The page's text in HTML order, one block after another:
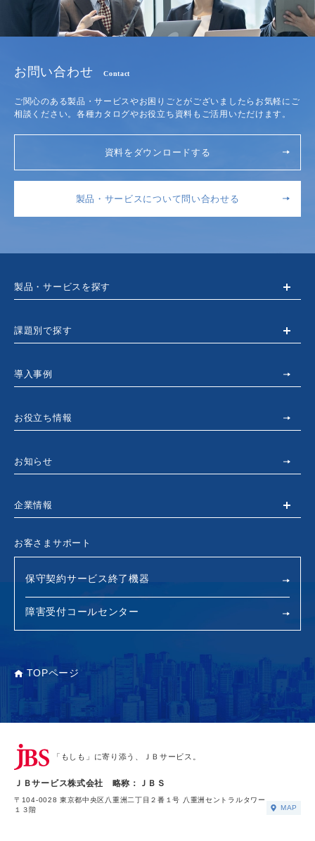
お問い合わせ Contact
ご関心のある製品・サービスやお困りごとがございましたらお気軽にご
相談ください。各種カタログやお役立ち資料もご活用いただけます。
資料をダウンロードする
製品・サービスについて問い合わせる
製品・サービスを探す
課題別で探す
導入事例
お役立ち情報
お知らせ
企業情報
お客さまサポート
保守契約サービス終了機器
障害受付コールセンター
TOPページ
「もしも」に寄り添う、ＪＢサービス。
ＪＢサービス株式会社 略称：ＪＢＳ
〒104-0028 東京都中央区八重洲二丁目２番１号 八重洲セントラルタワー
１３階
MAP